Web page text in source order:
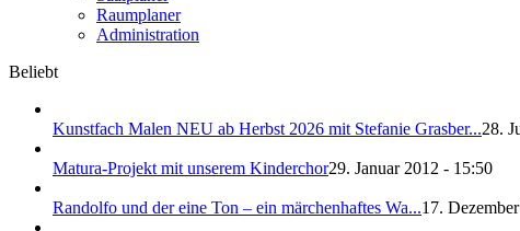
Raumplaner
Administration
Beliebt
Kunstfach Malen NEU ab Herbst 2026 mit Stefanie Grasber...28.
Matura-Projekt mit unserem Kinderchor29. Januar 2012 - 15:50
Randolfo und der eine Ton – ein märchenhaftes Wa...17.